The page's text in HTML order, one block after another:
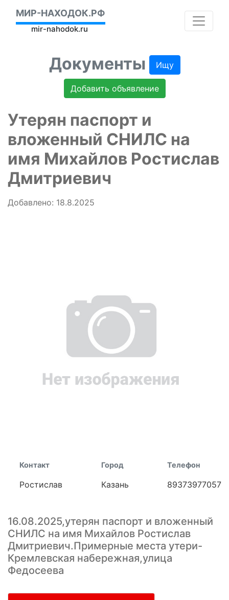
МИР-НАХОДОК.РФ
mir-nahodok.ru
Документы Ищу
Добавить объявление
Утерян паспорт и
вложенный СНИЛС на
имя Михайлов Ростислав
Дмитриевич
Добавлено: 18.8.2025
Контакт
Ростислав
Город
Казань
Телефон
89373977057
16.08.2025,утерян паспорт и вложенный
СНИЛС на имя Михайлов Ростислав
Дмитриевич.Примерные места утери-
Кремлевская набережная,улица
Федосеева